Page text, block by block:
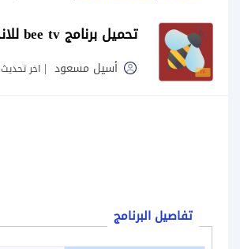
تحميل برنامج bee tv للاندرويد apk
أسيل مسعود | اخر تحديث
تفاصيل البرنامج